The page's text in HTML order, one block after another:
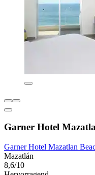
Garner Hotel
Garner Hotel Mazatlan
Mazatlán
8,6/10